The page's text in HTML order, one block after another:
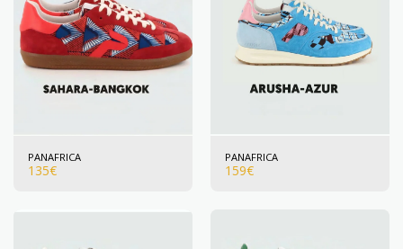
PANAFRICA
135€
PANAFRICA
159€